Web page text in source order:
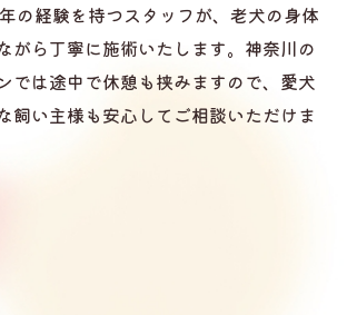
の経験を持つスタッフが、老犬の身体
がら丁寧に施術いたします。神奈川の
では途中で休憩も挟みますので、愛犬
飼い主様も安心してご相談いただけま